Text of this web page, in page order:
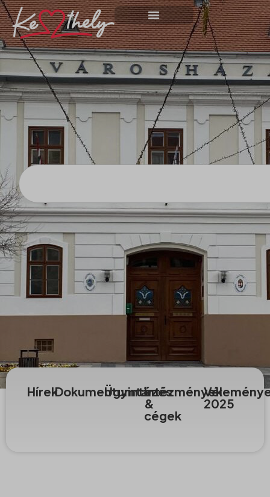
HírekDokumentumtár
ÜgyintézésIntézmények
&
cégek
2025